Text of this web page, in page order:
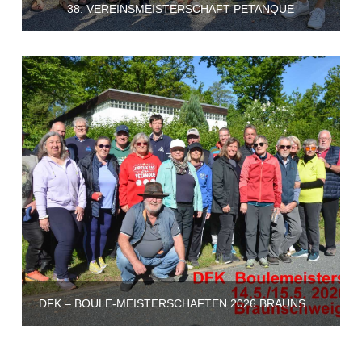
38. VEREINSMEISTERSCHAFT PETANQUE
DFK – BOULE-MEISTERSCHAFTEN 2026 BRAUNSCHWEIG